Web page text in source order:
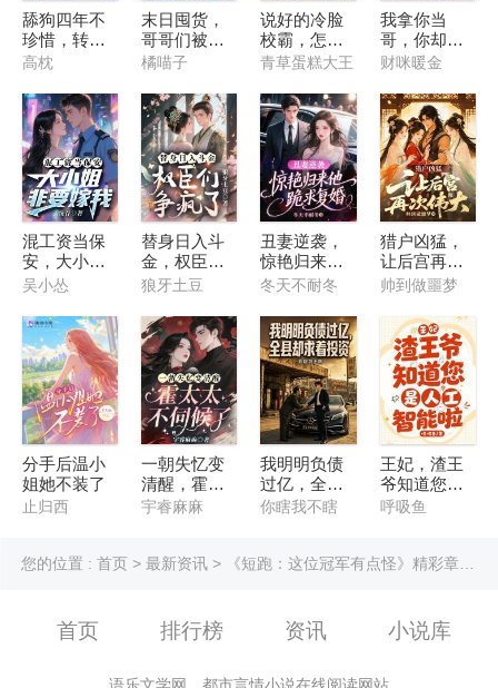
舔狗四年不
珍惜，转头
嫁你哥你哭
高枕
末日囤货，
哥哥们被糖
宝带飞
橘喵子
说好的冷脸
校霸，怎么
一直在脸红
青草蛋糕大王
我拿你当
哥，你却勾
引我，这对
财咪暖金
混工资当保
安，大小姐
非要嫁我
吴小怂
替身日入斗
金，权臣们
争疯了
狼牙土豆
丑妻逆袭，
惊艳归来他
跪求复婚
冬天不耐冬
猎户凶猛，
让后宫再次
伟大
帅到做噩梦
分手后温小
姐她不装了
止归西
一朝失忆变
清醒，霍太
太不伺候了
宇睿麻麻
我明明负债
过亿，全县
却求着投资
你瞎我不瞎
王妃，渣王
爷知道您是
人工智能啦
呼吸鱼
您的位置 : 首页> 最新资讯> 《短跑：这位冠军有点怪》精彩章节第10章邀您共赏
首页 排行榜 资讯 小说库